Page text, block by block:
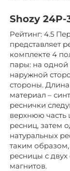
Shozy 24P-
Рейтинг: 4.5
представляет
комплекте 4
пары: на
наружной
стороны. Длина
материал –
реснички
верхнюю часть
ресниц, затем
натуральных
таким
ресницы с двух
магнитов.